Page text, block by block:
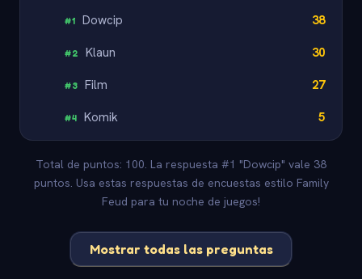
#1 Dowcip 38
#2 Klaun 30
#3 Film 27
#4 Komik 5
Total de puntos: 100. La respuesta #1 "Dowcip" vale 38
puntos. Usa estas respuestas de encuestas estilo Family
Feud para tu noche de juegos!
Mostrar todas las preguntas